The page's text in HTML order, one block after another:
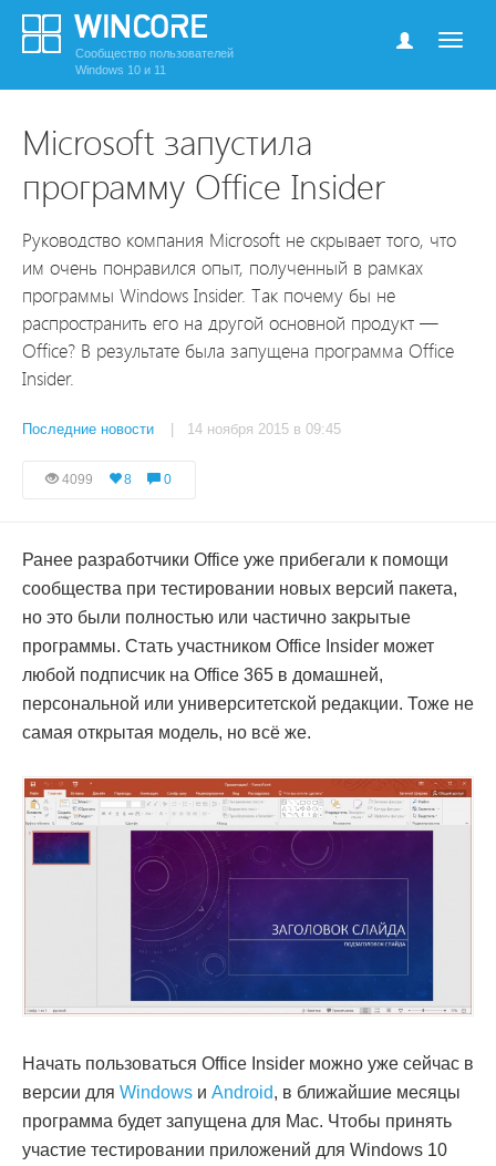
Сообщество пользователей
Windows 10 и 11
Microsoft запустила
программу Office Insider
Руководство компания Microsoft не скрывает того, что
им очень понравился опыт, полученный в рамках
программы Windows Insider. Так почему бы не
распространить его на другой основной продукт —
Office? В результате была запущена программа Office
Insider.
Последние новости | 14 ноября 2015 в 09:45
4099 8 0
Ранее разработчики Office уже прибегали к помощи
сообщества при тестировании новых версий пакета,
но это были полностью или частично закрытые
программы. Стать участником Office Insider может
любой подписчик на Office 365 в домашней,
персональной или университетской редакции. Тоже не
самая открытая модель, но всё же.
Начать пользоваться Office Insider можно уже сейчас в
версии для Windows и Android, в ближайшие месяцы
программа будет запущена для Mac. Чтобы принять
участие тестировании приложений для Windows 10